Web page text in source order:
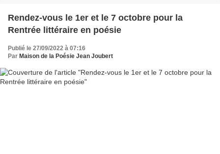
Rendez-vous le 1er et le 7 octobre pour la
Rentrée littéraire en poésie
Publié le 27/09/2022 à 07:16
Par Maison de la Poésie Jean Joubert